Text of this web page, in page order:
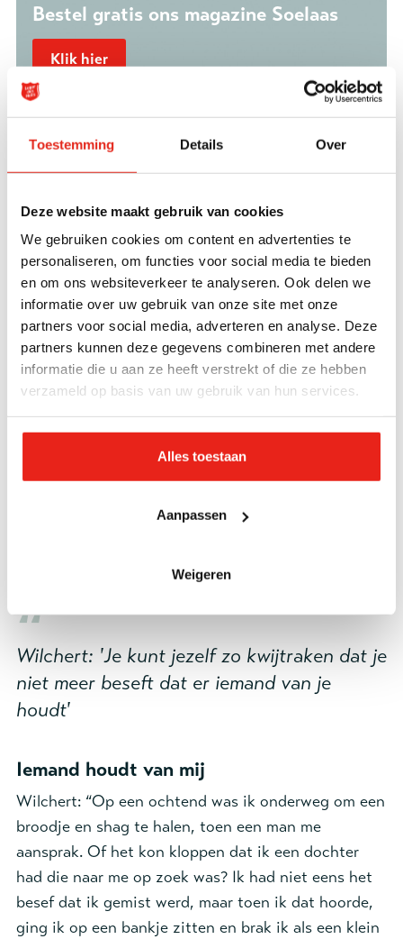
Toestemming Details Over
Deze website maakt gebruik van cookies
We gebruiken cookies om content en advertenties te
personaliseren, om functies voor social media te bieden
en om ons websiteverkeer te analyseren. Ook delen we
informatie over uw gebruik van onze site met onze
partners voor social media, adverteren en analyse. Deze
partners kunnen deze gegevens combineren met andere
informatie die u aan ze heeft verstrekt of die ze hebben
verzameld op basis van uw gebruik van hun services.
Alles toestaan
Aanpassen
Weigeren
Bestel gratis ons magazine Soelaas
Klik hier
kwijt.” Hoewel verschillende mensen in hun
omgeving de daad van Wilchert afkeurden, heeft
Maud hem dat geen seconde kwalijk genomen. “Ik
dacht alleen maar: papa is ziek. Dit is niet wie hij
echt is. Als iemand een been breekt, laat je hem ook
niet aan z’n lot over, dus bij dit ook niet.” Maud
zette een zoekactie via social media op. Dat was
toen iets nieuws en kreeg enorme bekendheid. Het
was een zware tijd en Maud was nog minderjarig,
maar ze bleef zichzelf voorhouden dat iemand het
moest doen, dat haar vader het anders niet zou
overleden persoon was gevonden, was ik bang dat
Wilchert gevonden was.
Wilchert: 'Je kunt jezelf zo kwijtraken dat je
niet meer beseft dat er iemand van je
houdt'
Iemand houdt van mij
Wilchert: “Op een ochtend was ik onderweg om een
broodje en shag te halen, toen een man me
aansprak. Of het kon kloppen dat ik een dochter
had die naar me op zoek was? Ik had niet eens het
besef dat ik gemist werd, maar toen ik dat hoorde,
ging ik op een bankje zitten en brak ik als een klein